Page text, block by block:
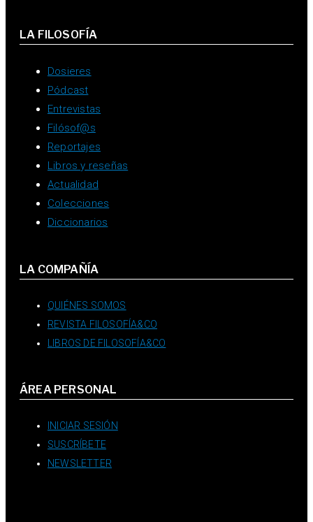
LA FILOSOFÍA
Dosieres
Pódcast
Entrevistas
Filósof@s
Reportajes
Libros y reseñas
Actualidad
Colecciones
Diccionarios
LA COMPAÑÍA
QUIÉNES SOMOS
REVISTA FILOSOFÍA&CO
LIBROS DE FILOSOFÍA&CO
ÁREA PERSONAL
INICIAR SESIÓN
SUSCRÍBETE
NEWSLETTER